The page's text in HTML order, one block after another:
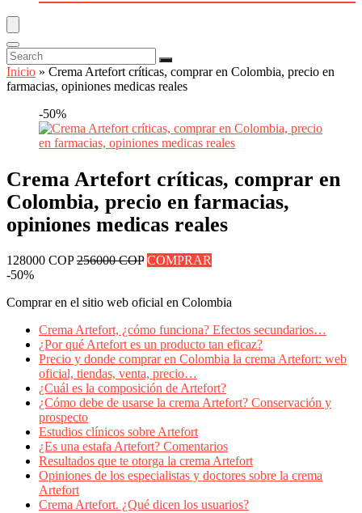
Inicio » Crema Artefort críticas, comprar en Colombia, precio en
farmacias, opiniones medicas reales
-50%
Crema Artefort críticas, comprar en
Colombia, precio en farmacias,
opiniones medicas reales
128000 COP 256000 COP COMPRAR
-50%
Comprar en el sitio web oficial en Colombia
Crema Artefort, ¿cómo funciona? Efectos secundarios…
¿Por qué Artefort es un producto tan eficaz?
Precio y donde comprar en Colombia la crema Artefort: web
oficial, tiendas, venta, precio…
¿Cuál es la composición de Artefort?
¿Cómo debe de usarse la crema Artefort? Conservación y
prospecto
Estudios clínicos sobre Artefort
¿Es una estafa Artefort? Comentarios
Resultados que te otorga la crema Artefort
Opiniones de los especialistas y doctores sobre la crema
Artefort
Crema Artefort. ¿Qué dicen los usuarios?